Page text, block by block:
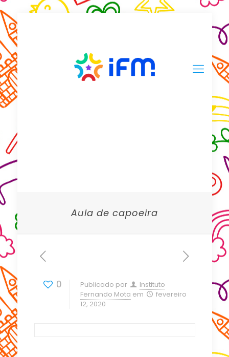
Aula de capoeira
0 Publicado por
Instituto
Fernando Mota em
fevereiro
12, 2020